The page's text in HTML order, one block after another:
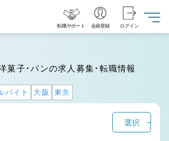
転職サポート 会員登録 ログイン
子・パンの求人募集・転職情報
バイト 大阪 東京
選択